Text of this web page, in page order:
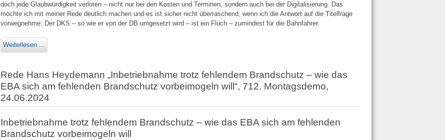
doch jede Glaub­würdigkeit verloren – nicht nur bei den Kosten und Terminen, sondern auch bei der Digitalisierung. Das
möchte ich mit meiner Rede deutlich machen und es ist sicher nicht überraschend, wenn ich die Antwort auf die Titelfrage
vorwegnehme: Der DKS – so wie er von der DB umgesetzt wird – ist ein Fluch – zumindest für die Bahnfahrer.
Weiterlesen ...
Rede Hans Heydemann „Inbetriebnahme trotz fehlendem Brandschutz – wie das
EBA sich am fehlenden Brandschutz vorbeimogeln will“, 712. Montagsdemo,
24.06.2024
Inbetriebnahme trotz fehlendem Brandschutz – wie das EBA sich am fehlenden
Brandschutz vorbeimogeln will